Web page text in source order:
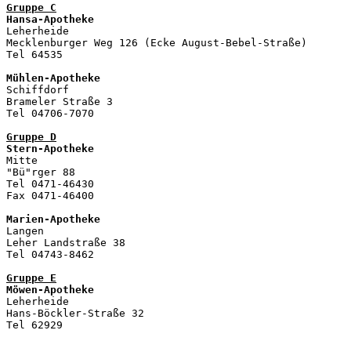
Gruppe C
Hansa-Apotheke
Leherheide
Mecklenburger Weg 126 (Ecke August-Bebel-Straße)
Tel 64535
Mühlen-Apotheke
Schiffdorf
Brameler Straße 3
Tel 04706-7070
Gruppe D
Stern-Apotheke
Mitte
"Bü"rger 88
Tel 0471-46430
Fax 0471-46400
Marien-Apotheke
Langen
Leher Landstraße 38
Tel 04743-8462
Gruppe E
Möwen-Apotheke
Leherheide
Hans-Böckler-Straße 32
Tel 62929